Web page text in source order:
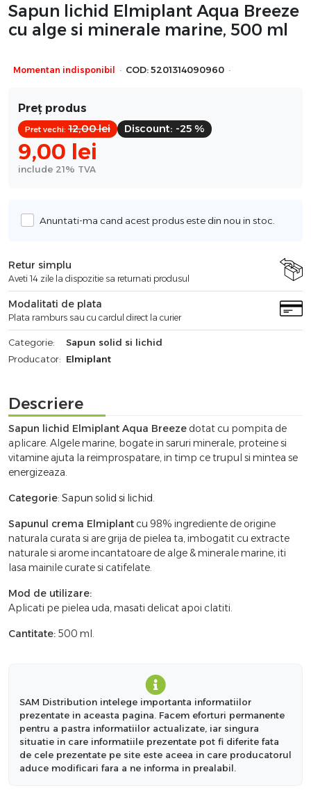
Sapun lichid Elmiplant Aqua Breeze
cu alge si minerale marine, 500 ml
Momentan indisponibil · COD: 5201314090960 ·
Preț produs
9,00 lei
Pret vechi: 12,00lei Discount: -25 %
include 21% TVA
Anuntati-ma cand acest produs este din nou in stoc.
Retur simplu
Aveti 14 zile la dispozitie sa returnati produsul
Modalitati de plata
Plata ramburs sau cu cardul direct la curier
Categorie:
Sapun solid si lichid
Producator: Elmiplant
Descriere
Sapun lichid Elmiplant Aqua Breeze dotat cu pompita de
aplicare. Algele marine, bogate in saruri minerale, proteine si
vitamine ajuta la reimprospatare, in timp ce trupul si mintea se
energizeaza.
Categorie: Sapun solid si lichid.
Sapunul crema Elmiplant cu 98% ingrediente de origine
naturala curata si are grija de pielea ta, imbogatit cu extracte
naturale si arome incantatoare de alge & minerale marine, iti
lasa mainile curate si catifelate.
Mod de utilizare:
Aplicati pe pielea uda, masati delicat apoi clatiti.
Cantitate: 500 ml.
SAM Distribution intelege importanta informatiilor
prezentate in aceasta pagina. Facem eforturi permanente
pentru a pastra informatiilor actualizate, iar singura
situatie in care informatiile prezentate pot fi diferite fata
de cele prezentate pe site este aceea in care producatorul
aduce modificari fara a ne informa in prealabil.